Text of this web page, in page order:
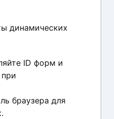
динамических
ID форм и
браузера для